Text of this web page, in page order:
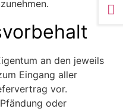
an den jeweils
Eingang aller
vor.
oder